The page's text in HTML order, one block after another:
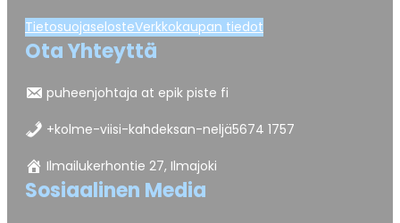
TietosuojaselosteVerkkokaupan tiedot
Ota Yhteyttä
puheenjohtaja at epik piste fi
+kolme-viisi-kahdeksan-neljä5674 1757
Ilmailukerhontie 27, Ilmajoki
Sosiaalinen Media